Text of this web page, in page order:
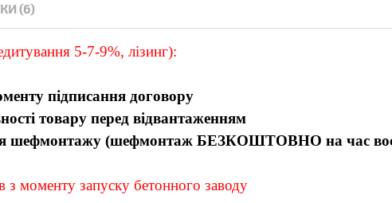
(6)
5-7-9%, лізинг):
підписання договору
товару перед відвантаженням
шефмонтажу (шефмонтаж БЕЗКОШТОВНО на час
з моменту запуску бетонного заводу